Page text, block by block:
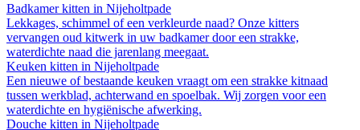
Badkamer kitten in Nijeholtpade
Lekkages, schimmel of een verkleurde naad? Onze kitters
vervangen oud kitwerk in uw badkamer door een strakke,
waterdichte naad die jarenlang meegaat.
Keuken kitten in Nijeholtpade
Een nieuwe of bestaande keuken vraagt om een strakke kitnaad
tussen werkblad, achterwand en spoelbak. Wij zorgen voor een
waterdichte en hygiënische afwerking.
Douche kitten in Nijeholtpade